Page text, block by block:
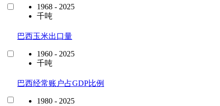
1968 - 2025
千吨
巴西玉米出口量
1960 - 2025
千吨
巴西经常账户占GDP比例
1980 - 2025